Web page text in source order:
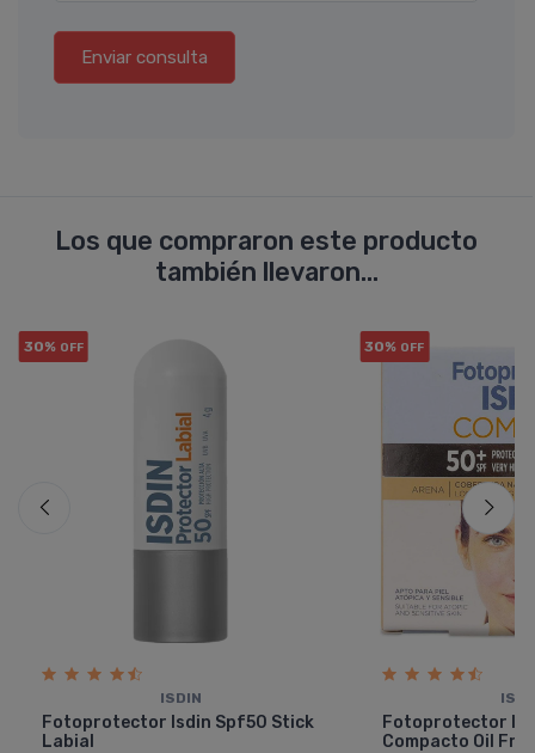
Enviar consulta
Los que compraron este producto
también llevaron...
30% OFF
ISDIN
Fotoprotector Isdin Spf50 Stick
Labial
30% OFF
Fotoprotector
Compacto Oil